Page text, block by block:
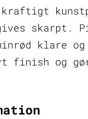
skarpt.
klare
finish og